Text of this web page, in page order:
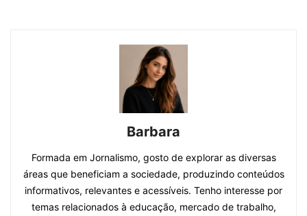
Barbara
Formada em Jornalismo, gosto de explorar as diversas
áreas que beneficiam a sociedade, produzindo conteúdos
informativos, relevantes e acessíveis. Tenho interesse por
temas relacionados à educação, mercado de trabalho,